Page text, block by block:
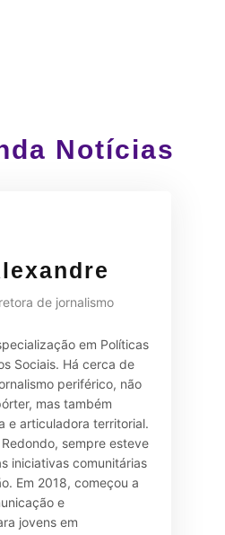
Notícias
de jornalismo
em Políticas
Sociais. Há cerca de
periférico, não
mas também
e articuladora territorial.
sempre esteve
iniciativas comunitárias
Em 2018, começou a
e
jovens em